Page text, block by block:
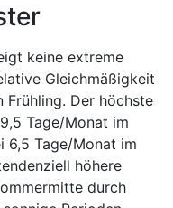
keine extreme
Gleichmäßigkeit
Frühling. Der höchste
Tage/Monat im
6,5 Tage/Monat im
höhere
durch